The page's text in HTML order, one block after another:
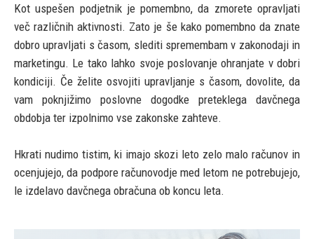
Kot uspešen podjetnik je pomembno, da zmorete opravljati
več različnih aktivnosti. Zato je še kako pomembno da znate
dobro upravljati s časom, slediti spremembam v zakonodaji in
marketingu. Le tako lahko svoje poslovanje ohranjate v dobri
kondiciji. Če želite osvojiti upravljanje s časom, dovolite, da
vam poknjižimo poslovne dogodke preteklega davčnega
obdobja ter izpolnimo vse zakonske zahteve.
Hkrati nudimo tistim, ki imajo skozi leto zelo malo računov in
ocenjujejo, da podpore računovodje med letom ne potrebujejo,
le izdelavo davčnega obračuna ob koncu leta.